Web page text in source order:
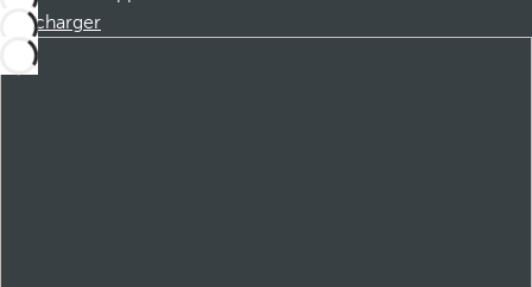
Télécharger